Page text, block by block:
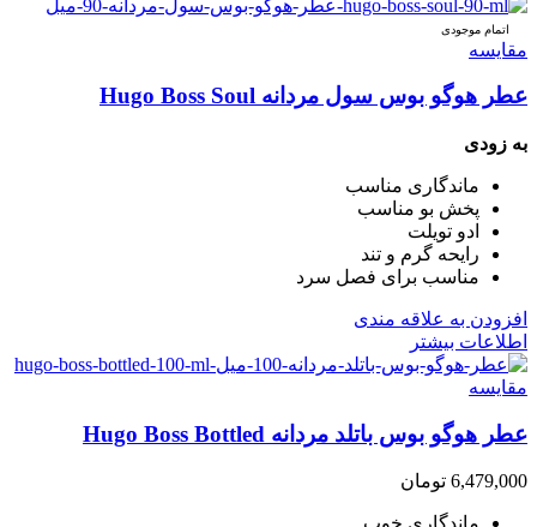
اتمام موجودی
مقایسه
عطر هوگو بوس سول مردانه Hugo Boss Soul
به زودی
ماندگاری مناسب
پخش بو مناسب
ادو تویلت
رایحه گرم و تند
مناسب برای فصل سرد
افزودن به علاقه مندی
اطلاعات بیشتر
مقایسه
عطر هوگو بوس باتلد مردانه Hugo Boss Bottled
6,479,000 تومان